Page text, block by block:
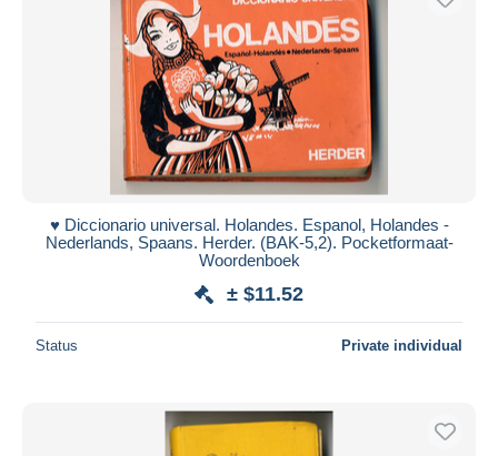
♥️ Diccionario universal. Holandes. Espanol, Holandes -
Nederlands, Spaans. Herder. (BAK-5,2). Pocketformaat-
Woordenboek
± $11.52
Status Private individual